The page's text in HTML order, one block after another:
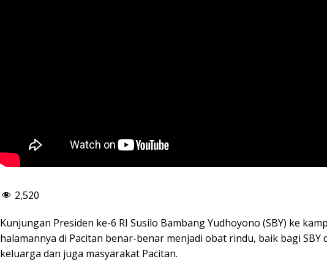
2,520
Kunjungan Presiden ke-6 RI Susilo Bambang Yudhoyono (SBY) ke
halamannya di Pacitan benar-benar menjadi obat rindu, baik bagi SBY
keluarga dan juga masyarakat Pacitan.